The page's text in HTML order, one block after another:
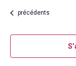
Évènements
précédents